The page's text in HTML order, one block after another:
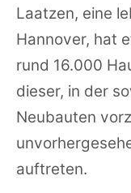
Laatzen, eine
Hannover, hat
rund 16.000
dieser, in der
Neubauten
auftreten.